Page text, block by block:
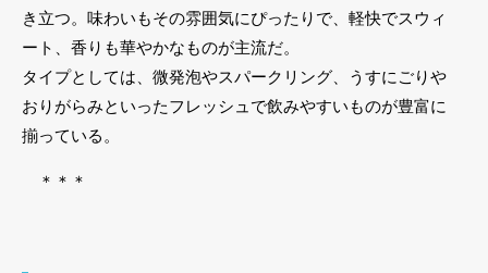
き立つ。味わいもその雰囲気にぴったりで、軽快でスウィ
ート、香りも華やかなものが主流だ。
タイプとしては、微発泡やスパークリング、うすにごりや
おりがらみといったフレッシュで飲みやすいものが豊富に
揃っている。
＊＊＊